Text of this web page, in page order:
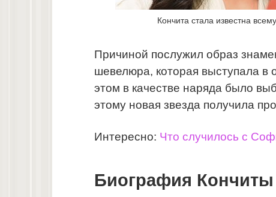
Кончита стала известна
Причиной послужил образ
шевелюра, которая выступала в
этом в качестве наряда было
этому новая звезда получила
Интересно: Что случилось с
Биография Кончиты